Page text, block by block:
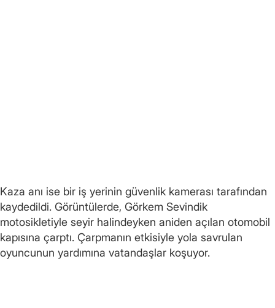
Kaza anı ise bir iş yerinin güvenlik kamerası tarafından
kaydedildi. Görüntülerde, Görkem Sevindik
motosikletiyle seyir halindeyken aniden açılan otomobil
kapısına çarptı. Çarpmanın etkisiyle yola savrulan
oyuncunun yardımına vatandaşlar koşuyor.